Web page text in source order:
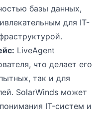
базы данных,
для IT-
LiveAgent
что делает его
так и для
SolarWinds может
IT-систем и